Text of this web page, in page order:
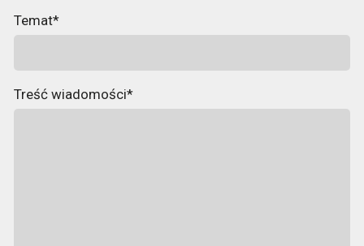
Temat*
Treść wiadomości*